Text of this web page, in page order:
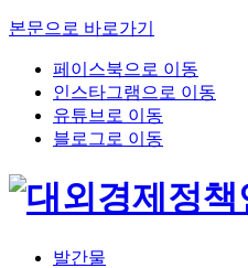
본문으로 바로가기
페이스북으로 이동
인스타그램으로 이동
유튜브로 이동
블로그로 이동
발간물